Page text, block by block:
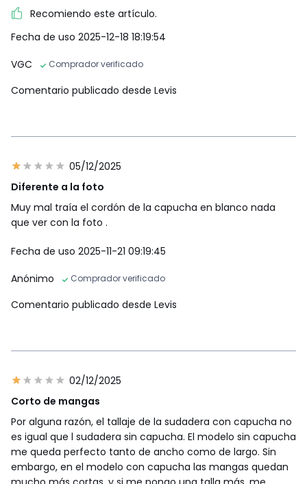
Recomiendo este artículo.
Fecha de uso 2025-12-18 18:19:54
VGC
Comprador verificado
Comentario publicado desde Levis
05/12/2025
Diferente a la foto
Muy mal traía el cordón de la capucha en blanco nada
que ver con la foto .
Fecha de uso 2025-11-21 09:19:45
Anónimo
Comprador verificado
Comentario publicado desde Levis
02/12/2025
Corto de mangas
Por alguna razón, el tallaje de la sudadera con capucha no
es igual que l sudadera sin capucha. El modelo sin capucha
me queda perfecto tanto de ancho como de largo. Sin
embargo, en el modelo con capucha las mangas quedan